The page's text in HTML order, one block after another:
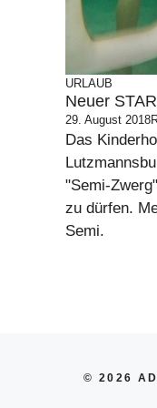
URLAUB
Neuer
29. August 2018
Das
"Semi-
zu dürfen.
Semi.
© 2026